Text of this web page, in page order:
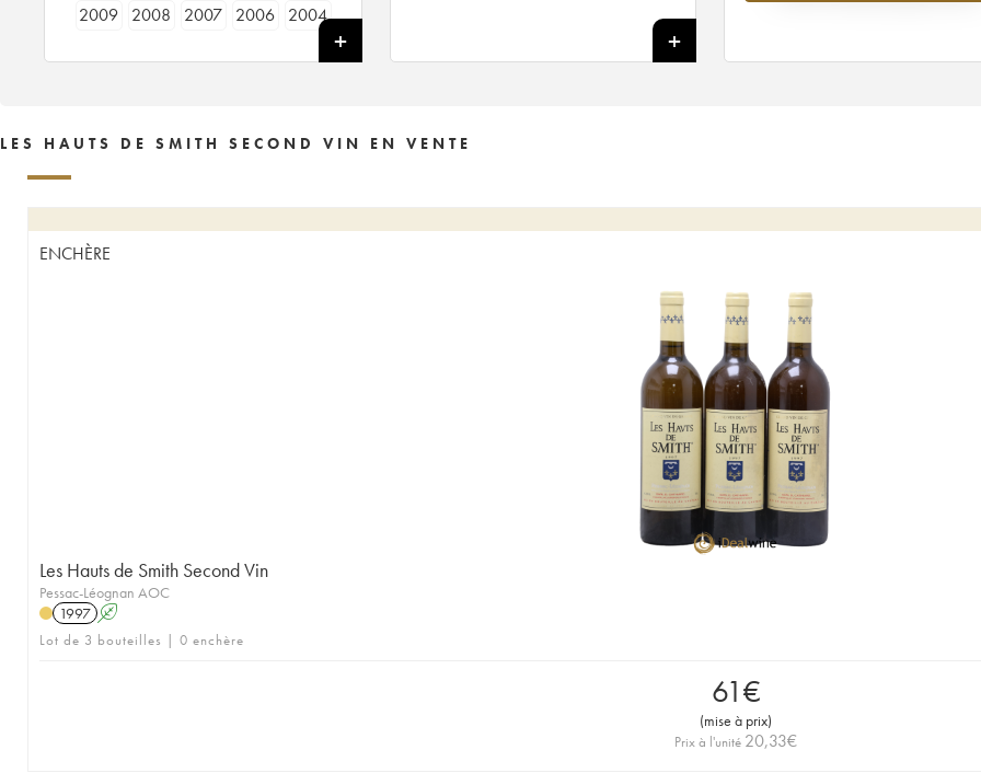
2009
2008 2007 2006
2004
+
LES HAUTS DE SMITH SECOND VIN EN VENTE
ENCHÈRE
Les Hauts de Smith Second Vin
Pessac-Léognan AOC
1997 A
Lot de 3 bouteilles | 0 enchère
61€
(mise à prix)
Prix à l'unité 20,33€